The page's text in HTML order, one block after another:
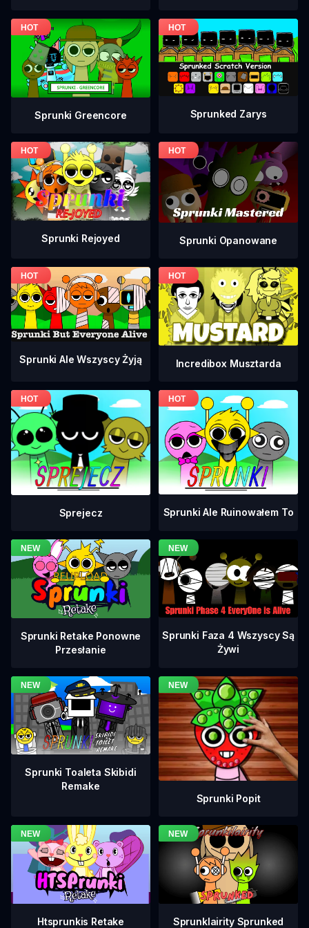
Sprunki Greencore Sprunked Zarys
Sprunki Rejoyed Sprunki Opanowane
Sprunki Ale Wszyscy Żyją Incredibox Musztarda
Sprejecz Sprunki Ale Ruinowałem To
Sprunki Retake Ponowne
Przesłanie
Sprunki Faza 4 Wszyscy Są
Żywi
Sprunki Toaleta Skibidi
Remake
Sprunki Popit
Htsprunkis Retake Sprunklairity Sprunked